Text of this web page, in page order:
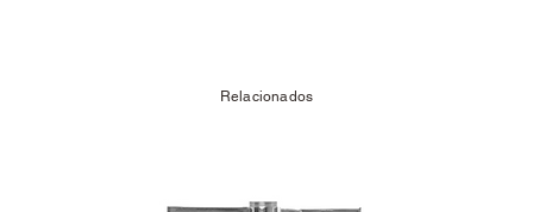
Relacionados